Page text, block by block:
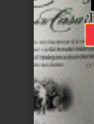
Si eres
página. La